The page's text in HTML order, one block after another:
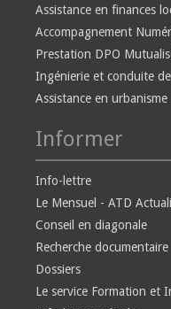
Assistance en finances
Accompagnement
Prestation DPO
Ingénierie et conduite
Assistance en urbanisme
Informer
Info-lettre
Le Mensuel - ATD
Conseil en diagonale
Recherche documentaire
Dossiers
Le service Formation et